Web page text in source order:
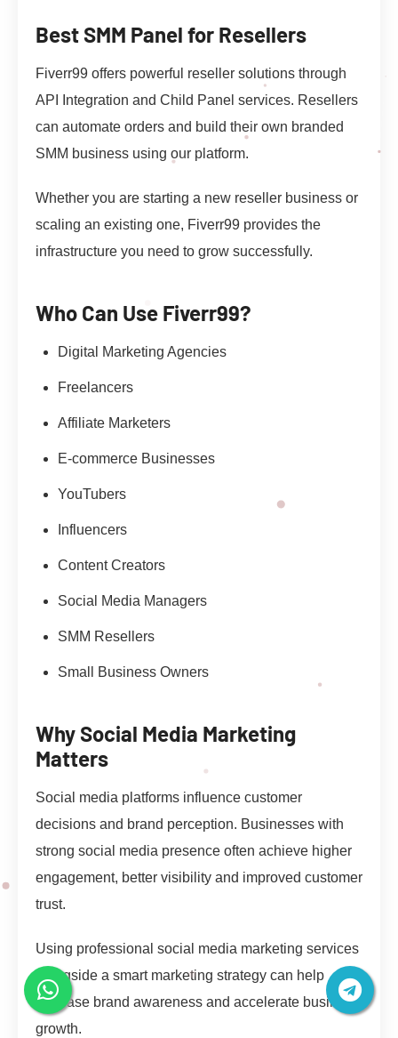
Best SMM Panel for Resellers
Fiverr99 offers powerful reseller solutions through
API Integration and Child Panel services. Resellers
can automate orders and build their own branded
SMM business using our platform.
Whether you are starting a new reseller business or
scaling an existing one, Fiverr99 provides the
infrastructure you need to grow successfully.
Who Can Use Fiverr99?
Digital Marketing Agencies
Freelancers
Affiliate Marketers
E-commerce Businesses
YouTubers
Influencers
Content Creators
Social Media Managers
SMM Resellers
Small Business Owners
Why Social Media Marketing
Matters
Social media platforms influence customer
decisions and brand perception. Businesses with
strong social media presence often achieve higher
engagement, better visibility and improved customer
trust.
Using professional social media marketing services
alongside a smart marketing strategy can help
increase brand awareness and accelerate business
growth.